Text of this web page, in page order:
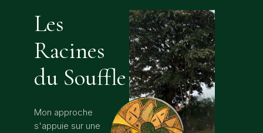
Les
Racines
du Souffle
Mon approche
s'appuie sur une